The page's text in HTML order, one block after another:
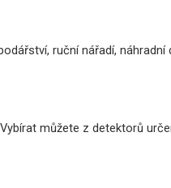
ruční nářadí, náhradní
můžete z detektorů